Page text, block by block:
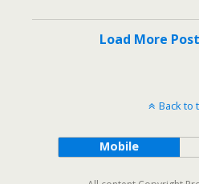
Load More
Back to
Mobile